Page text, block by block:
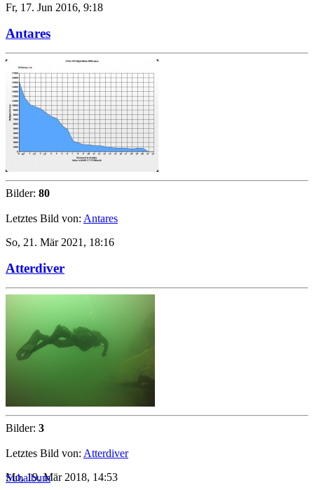
Fr, 17. Jun 2016, 9:18
Antares
Bilder: 80
Letztes Bild von: Antares
So, 21. Mär 2021, 18:16
Atterdiver
Bilder: 3
Letztes Bild von: Atterdiver
Mo, 19. Mär 2018, 14:53
Subalbum